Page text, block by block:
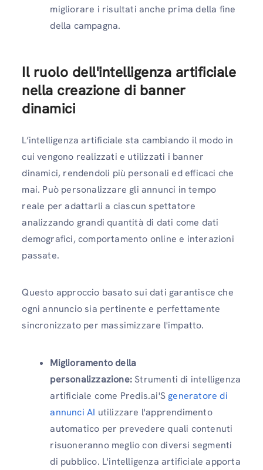
migliorare i risultati anche prima della fine
della campagna.
Il ruolo dell'intelligenza artificiale
nella creazione di banner
dinamici
L’intelligenza artificiale sta cambiando il modo in
cui vengono realizzati e utilizzati i banner
dinamici, rendendoli più personali ed efficaci che
mai. Può personalizzare gli annunci in tempo
reale per adattarli a ciascun spettatore
analizzando grandi quantità di dati come dati
demografici, comportamento online e interazioni
passate.
Questo approccio basato sui dati garantisce che
ogni annuncio sia pertinente e perfettamente
sincronizzato per massimizzare l'impatto.
Miglioramento della
personalizzazione:Strumenti di intelligenza
artificiale come Predis.ai'S generatore di
annunci AI utilizzare l'apprendimento
automatico per prevedere quali contenuti
risuoneranno meglio con diversi segmenti
di pubblico. L'intelligenza artificiale apporta